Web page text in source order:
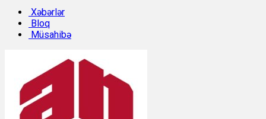
Sabah:
Xəbərlər
Bloq
Müsahibə